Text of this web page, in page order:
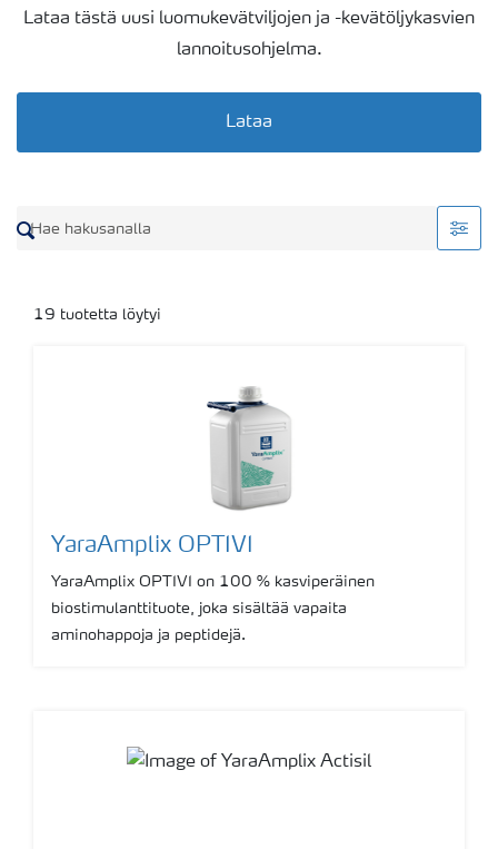
Lataa tästä uusi luomukevätviljojen ja -kevätöljykasvien
lannoitusohjelma.
Lataa
19 tuotetta löytyi
YaraAmplix OPTIVI
YaraAmplix OPTIVI on 100 % kasviperäinen
biostimulanttituote, joka sisältää vapaita
aminohappoja ja peptidejä.